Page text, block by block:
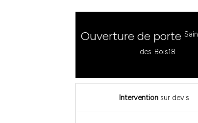
Ouverture de porte
des-Bois18
Interventionsur devis